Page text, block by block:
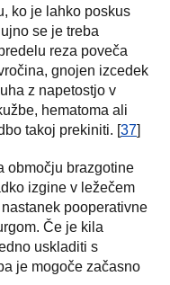
ko je lahko poskus
se je treba
reza poveča
gnojen izcedek
z napetostjo v
hematoma ali
takoj prekiniti. [37]
območju brazgotine
izgine v ležečem
pooperativne
Če je kila
uskladiti s
je mogoče začasno